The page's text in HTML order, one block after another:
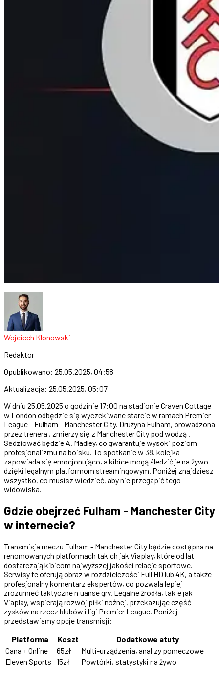
Wojciech Klonowski
Redaktor
Opublikowano: 25.05.2025, 04:58
Aktualizacja: 25.05.2025, 05:07
W dniu 25.05.2025 o godzinie 17:00 na stadionie Craven Cottage
w London odbędzie się wyczekiwane starcie w ramach Premier
League – Fulham - Manchester City. Drużyna Fulham, prowadzona
przez trenera , zmierzy się z Manchester City pod wodzą .
Sędziować będzie A. Madley, co gwarantuje wysoki poziom
profesjonalizmu na boisku. To spotkanie w 38. kolejka
zapowiada się emocjonująco, a kibice mogą śledzić je na żywo
dzięki legalnym platformom streamingowym. Poniżej znajdziesz
wszystko, co musisz wiedzieć, aby nie przegapić tego
widowiska.
Gdzie obejrzeć Fulham - Manchester City
w internecie?
Transmisja meczu Fulham - Manchester City będzie dostępna na
renomowanych platformach takich jak Viaplay, które od lat
dostarczają kibicom najwyższej jakości relacje sportowe.
Serwisy te oferują obraz w rozdzielczości Full HD lub 4K, a także
profesjonalny komentarz ekspertów, co pozwala lepiej
zrozumieć taktyczne niuanse gry. Legalne źródła, takie jak
Viaplay, wspierają rozwój piłki nożnej, przekazując część
zysków na rzecz klubów i ligi Premier League. Poniżej
przedstawiamy opcje transmisji:
Platforma
Koszt
Dodatkowe atuty
Canal+ Online
65zł
Multi-urządzenia, analizy pomeczowe
Eleven Sports
15zł Powtórki, statystyki na żywo